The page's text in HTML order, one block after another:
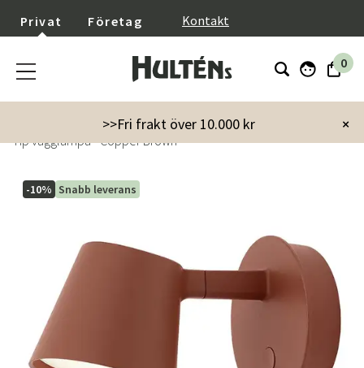
Privat Företag Kontakt
0
×
>>Fri frakt över 10.000 kr
Inredning Lampor & belysning
Tip vägglampa - Copper Brown
-10% Snabb leverans